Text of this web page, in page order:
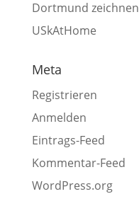
Dortmund zeichnen
USkAtHome
Meta
Registrieren
Anmelden
Eintrags-Feed
Kommentar-Feed
WordPress.org